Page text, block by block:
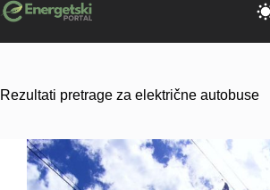
Rezultati pretrage za električne autobuse